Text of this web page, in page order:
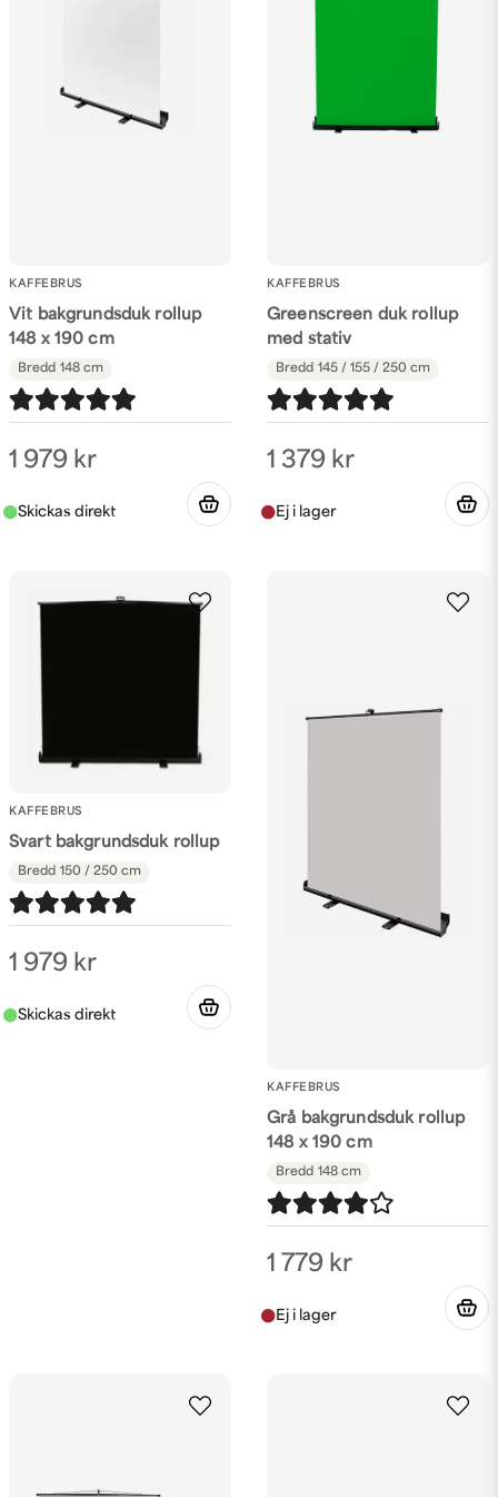
KAFFEBRUS
Vit bakgrundsduk rollup
148 x 190 cm
Bredd 148 cm
1 979 kr
KAFFEBRUS
Greenscreen duk rollup
med stativ
Bredd 145 / 155 / 250 cm
1 379 kr
KAFFEBRUS
Svart bakgrundsduk rollup
Bredd 150 / 250 cm
1 979 kr
KAFFEBRUS
Grå bakgrundsduk rollup
148 x 190 cm
Bredd 148 cm
1 779 kr